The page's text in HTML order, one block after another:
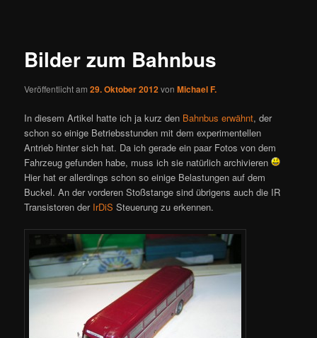
Bilder zum Bahnbus
Veröffentlicht am29. Oktober 2012vonMichael F.
In diesem Artikel hatte ich ja kurz den Bahnbus erwähnt, der
schon so einige Betriebsstunden mit dem experimentellen
Antrieb hinter sich hat. Da ich gerade ein paar Fotos von dem
Fahrzeug gefunden habe, muss ich sie natürlich archivieren
Hier hat er allerdings schon so einige Belastungen auf dem
Buckel. An der vorderen Stoßstange sind übrigens auch die IR
Transistoren der IrDiS Steuerung zu erkennen.